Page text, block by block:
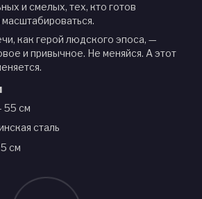
и смелых, тех, кто готов
масштабироваться.
как герой людского эпоса, —
и привычное. Не меняйся. А этот
55 см
сталь
см